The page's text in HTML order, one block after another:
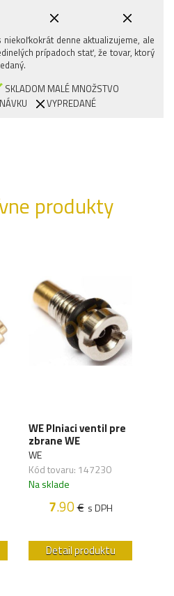
denne aktualizujeme, ale
prípadoch stať, že tovar, ktorý
SKLADOM MALÉ MNOŽSTVO
VYPREDANÉ
produkty
WE Plniaci ventil pre
zbrane WE
WE
Kód tovaru: 147230
Na sklade
7.90€ s DPH
Detail produktu